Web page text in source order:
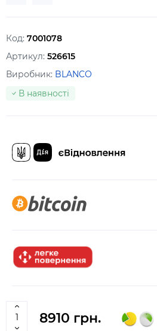
Код: 7001078
Артикул: 526615
Виробник: BLANCO
В наявності
8910 грн.